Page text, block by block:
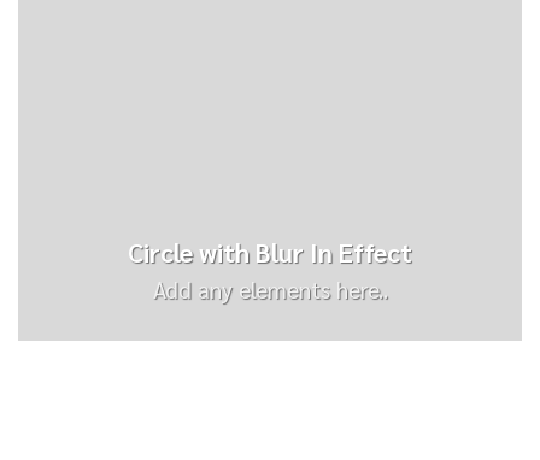
Circle with Blur In Effect
Add any elements here..